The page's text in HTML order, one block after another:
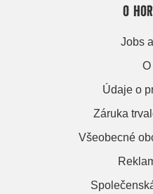
O
Jobs
O
Údaje o
Záruka
Všeobecné